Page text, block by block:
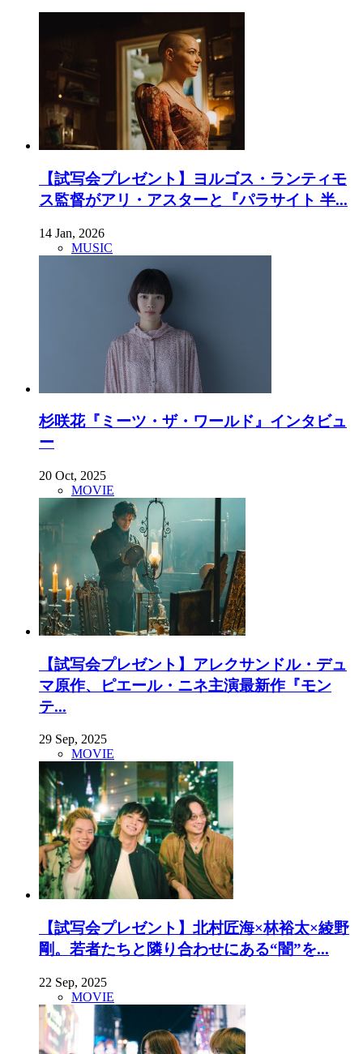
【試写会プレゼント】ヨルゴス・ランティモ
ス監督がアリ・アスターと『パラサイト 半...
14 Jan, 2026
MUSIC
杉咲花『ミーツ・ザ・ワールド』インタビュ
ー
20 Oct, 2025
MOVIE
【試写会プレゼント】アレクサンドル・デュ
マ原作、ピエール・ニネ主演最新作『モン
テ...
29 Sep, 2025
MOVIE
【試写会プレゼント】北村匠海×林裕太×綾野
剛。若者たちと隣り合わせにある“闇”を...
22 Sep, 2025
MOVIE